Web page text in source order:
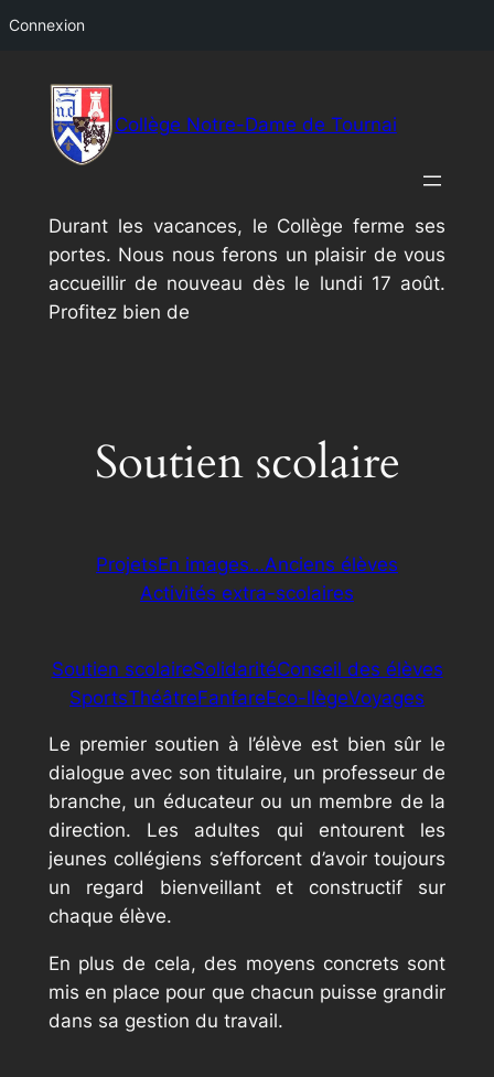
Connexion
contenu
Collège Notre-Dame de Tournai
Durant les vacances, le Collège ferme ses
portes. Nous nous ferons un plaisir de vous
accueillir de nouveau dès le lundi 17 août.
Profitez bien de
Soutien scolaire
ProjetsEn images…Anciens élèves
Activités extra-scolaires
Soutien scolaireSolidaritéConseil des élèves
SportsThéâtreFanfareEco-llègeVoyages
Le premier soutien à l’élève est bien sûr le
dialogue avec son titulaire, un professeur de
branche, un éducateur ou un membre de la
direction. Les adultes qui entourent les
jeunes collégiens s’efforcent d’avoir toujours
un regard bienveillant et constructif sur
chaque élève.
En plus de cela, des moyens concrets sont
mis en place pour que chacun puisse grandir
dans sa gestion du travail.